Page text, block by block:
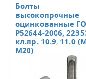
Болты
высокопрочные
оцинкованные
Р52644-2006,
кл.пр. 10.9, 11.0
М20)